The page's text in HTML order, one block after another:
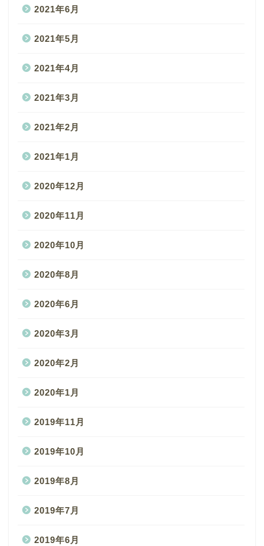
2021年6月
2021年5月
2021年4月
2021年3月
2021年2月
2021年1月
2020年12月
2020年11月
2020年10月
2020年8月
2020年6月
2020年3月
2020年2月
2020年1月
2019年11月
2019年10月
2019年8月
2019年7月
2019年6月